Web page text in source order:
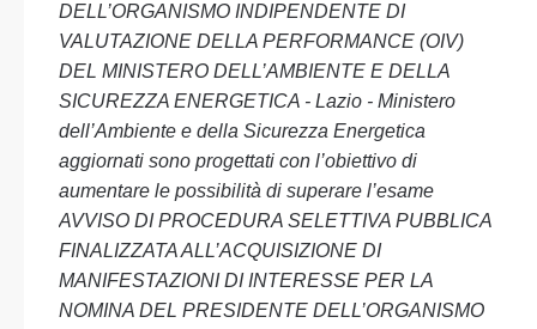
DELL’ORGANISMO INDIPENDENTE DI
VALUTAZIONE DELLA PERFORMANCE (OIV)
DEL MINISTERO DELL’AMBIENTE E DELLA
SICUREZZA ENERGETICA - Lazio - Ministero
dell’Ambiente e della Sicurezza Energetica
aggiornati sono progettati con l’obiettivo di
aumentare le possibilità di superare l’esame
AVVISO DI PROCEDURA SELETTIVA PUBBLICA
FINALIZZATA ALL’ACQUISIZIONE DI
MANIFESTAZIONI DI INTERESSE PER LA
NOMINA DEL PRESIDENTE DELL’ORGANISMO